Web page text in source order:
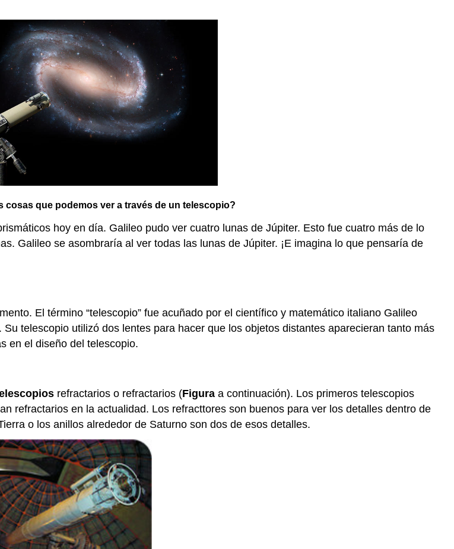
cosas que podemos ver a través de un telescopio?
hoy en día. Galileo pudo ver cuatro lunas de Júpiter. Esto fue cuatro más de lo
Galileo se asombraría al ver todas las lunas de Júpiter. ¡E imagina lo que pensaría de
El término “telescopio” fue acuñado por el científico y matemático italiano Galileo
telescopio utilizó dos lentes para hacer que los objetos distantes aparecieran tanto más
en el diseño del telescopio.
refractarios o refractarios (Figura a continuación). Los primeros telescopios
refractarios en la actualidad. Los refracttores son buenos para ver los detalles dentro de
o los anillos alrededor de Saturno son dos de esos detalles.